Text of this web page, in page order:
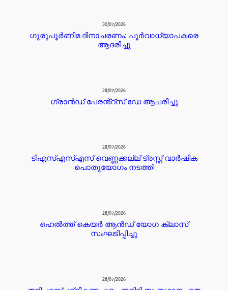
30/07/2026
ഗുരുപൂർണിമ ദിനാചരണം: പൂർവാധ്യാപകരെ
ആദരിച്ചു
29/07/2026
ഗ്രാൻഡ് പേരൻ്റ്സ് ഡേ ആചരിച്ചു
29/07/2026
ടിഎസ്എസ്എസ് വെണ്ണക്കല്ല് ട്രസ്റ്റ് വാർഷിക
പൊതുയോഗം നടത്തി
28/07/2026
ഹെൽത്ത് കെയർ ആൻഡ് യോഗ ക്ലാസ്
സംഘടിപ്പിച്ചു
28/07/2026